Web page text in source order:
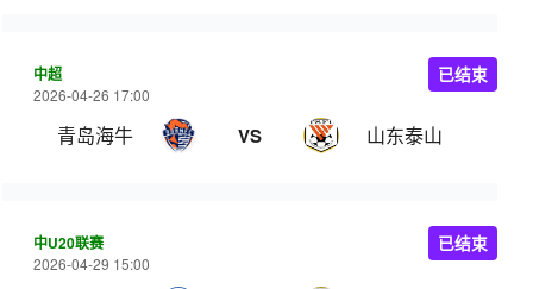
中超
2026-04-26 17:00
青岛海牛 VS 山东泰山
已结束
中U20联赛
2026-04-29 15:00
已结束